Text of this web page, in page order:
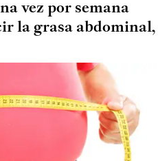
vez por semana
la grasa abdominal,